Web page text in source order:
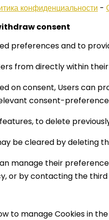
конфиденциальности -
consent
preferences and to
from directly within
on consent, Users
consent-
to delete
be cleared by deleting
manage their
or by contacting the
to manage Cookies in